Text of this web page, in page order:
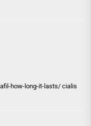
how-long-it-lasts/ cialis